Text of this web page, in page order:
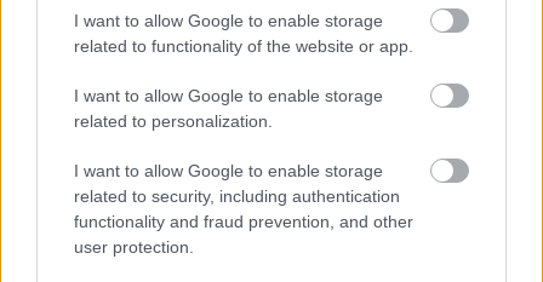
I want to allow Google to enable storage
related to functionality of the website or app.
I want to allow Google to enable storage
related to personalization.
I want to allow Google to enable storage
related to security, including authentication
functionality and fraud prevention, and other
user protection.
Zacznij pisać, żeby zobaczyć wyniki lub przyciśnij ESC,
by zamknąć
SUBSCRIBE
A customizable modal perfect for newsletters
[mc4wp_form id="496"]